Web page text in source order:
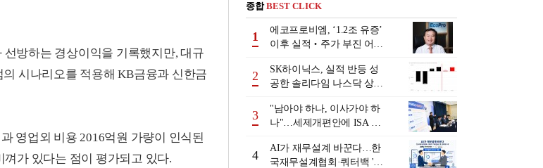
방하는 경상이익을 기록했지만, 대규
시나리오를 적용해 KB금융과 신한금
영업외 비용 2016억원 가량이 인식된
가 있다는 점이 평가되고 있다.
종합BEST CLICK
1
에코프로비엠, ‘1.2조 유증’
이후 실적‧주가 부진 어쩌
2
SK하이닉스, 실적 반등 성
공한 솔리다임 나스닥 상장
3
"남아야 하나, 이사가야 하
나"…세제개편안에 ISA 투
4
AI가 재무설계 바꾼다…한
국재무설계협회·쿼터백 '베